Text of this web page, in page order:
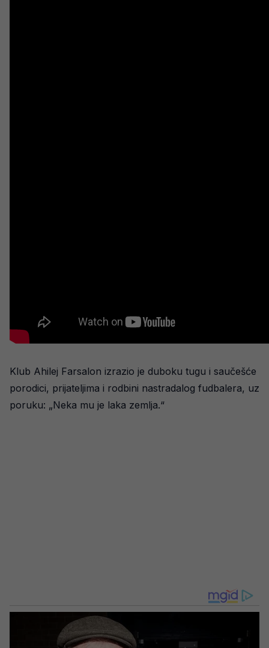
Klub Ahilej Farsalon izrazio je duboku tugu i saučešće
porodici, prijateljima i rodbini nastradalog fudbalera, uz
poruku: „Neka mu je laka zemlja.“